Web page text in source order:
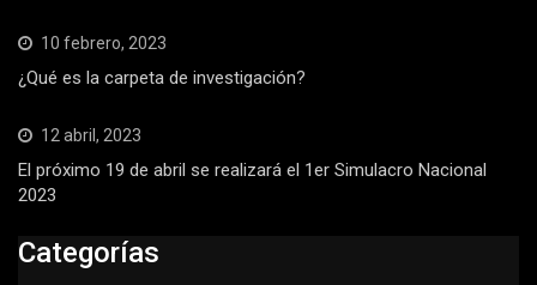
10 febrero, 2023
¿Qué es la carpeta de investigación?
12 abril, 2023
El próximo 19 de abril se realizará el 1er Simulacro Nacional
2023
Categorías